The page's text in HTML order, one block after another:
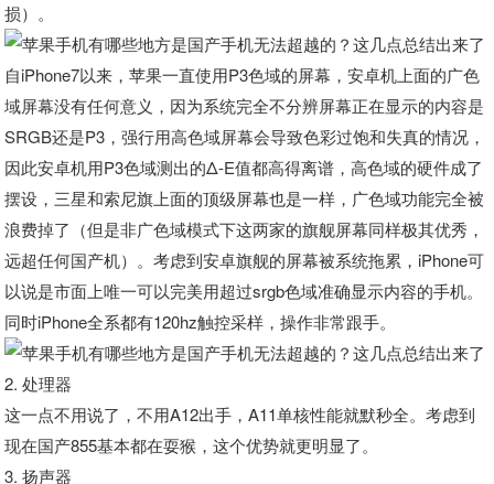
损）。
自iPhone7以来，苹果一直使用P3色域的屏幕，安卓机上面的广色
域屏幕没有任何意义，因为系统完全不分辨屏幕正在显示的内容是
SRGB还是P3，强行用高色域屏幕会导致色彩过饱和失真的情况，
因此安卓机用P3色域测出的Δ-E值都高得离谱，高色域的硬件成了
摆设，三星和索尼旗上面的顶级屏幕也是一样，广色域功能完全被
浪费掉了（但是非广色域模式下这两家的旗舰屏幕同样极其优秀，
远超任何国产机）。考虑到安卓旗舰的屏幕被系统拖累，iPhone可
以说是市面上唯一可以完美用超过srgb色域准确显示内容的手机。
同时iPhone全系都有120hz触控采样，操作非常跟手。
2. 处理器
这一点不用说了，不用A12出手，A11单核性能就默秒全。考虑到
现在国产855基本都在耍猴，这个优势就更明显了。
3. 扬声器